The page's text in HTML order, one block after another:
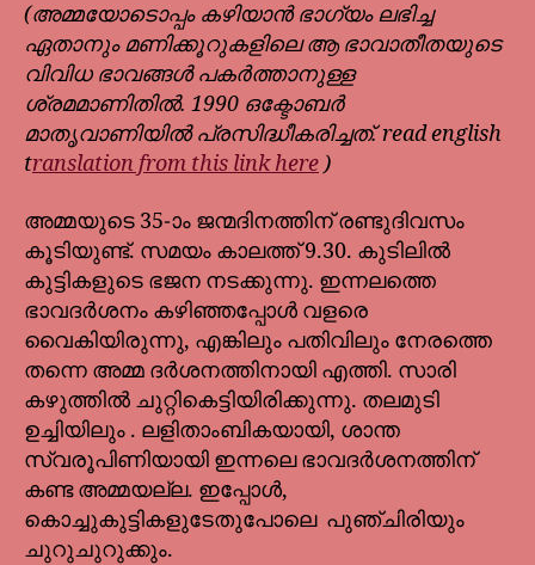
(അമ്മയോടൊപ്പം കഴിയാൻ ഭാഗ്യം ലഭിച്ച
ഏതാനും മണിക്കൂറുകളിലെ ആ ഭാവാതീതയുടെ
വിവിധ ഭാവങ്ങൾ പകർത്താനുള്ള
ശ്രമമാണിതിൽ. 1990 ഒക്ടോബർ
മാതൃവാണിയിൽ പ്രസിദ്ധീകരിച്ചത്. read english
translation from this link here)
അമ്മയുടെ 35-ാം ജന്മദിനത്തിന് രണ്ടുദിവസം
കൂടിയുണ്ട്. സമയം കാലത്ത് 9.30. കുടിലിൽ
കുട്ടികളുടെ ഭജന നടക്കുന്നു. ഇന്നലത്തെ
ഭാവദർശനം കഴിഞ്ഞപ്പോൾ വളരെ
വൈകിയിരുന്നു, എങ്കിലും പതിവിലും നേരത്തെ
തന്നെ അമ്മ ദർശനത്തിനായി എത്തി. സാരി
കഴുത്തിൽ ചുറ്റികെട്ടിയിരിക്കുന്നു. തലമുടി
ഉച്ചിയിലും . ലളിതാംബികയായി, ശാന്ത
സ്വരൂപിണിയായി ഇന്നലെ ഭാവദർശനത്തിന്
കണ്ട അമ്മയല്ല. ഇപ്പോൾ,
കൊച്ചുകുട്ടികളുടേതുപോലെ പുഞ്ചിരിയും
ചുറുചുറുക്കും.